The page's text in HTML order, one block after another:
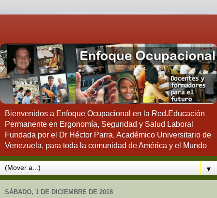
Bienvenidos a Enfoque Ocupacional en la Red.Educación
Permanente en Ergonomía, Seguridad y Salud Laboral
Fundada por el Dr Héctor Parra, Académico Universitario de
Venezuela, para toda la comunidad de América y el Mundo
▼
SÁBADO, 1 DE DICIEMBRE DE 2018